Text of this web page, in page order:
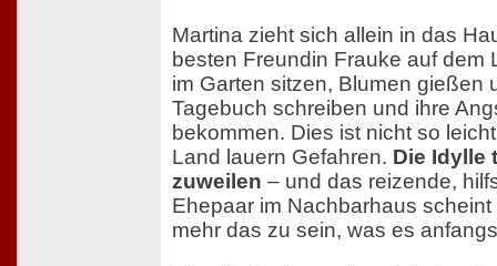
Martina zieht sich allein in das
besten Freundin Frauke auf dem
im Garten sitzen, Blumen gießen
Tagebuch schreiben und ihre
bekommen. Dies ist nicht so
Land lauern Gefahren. Die Idylle
zuweilen – und das reizende,
Ehepaar im Nachbarhaus
mehr das zu sein, was es